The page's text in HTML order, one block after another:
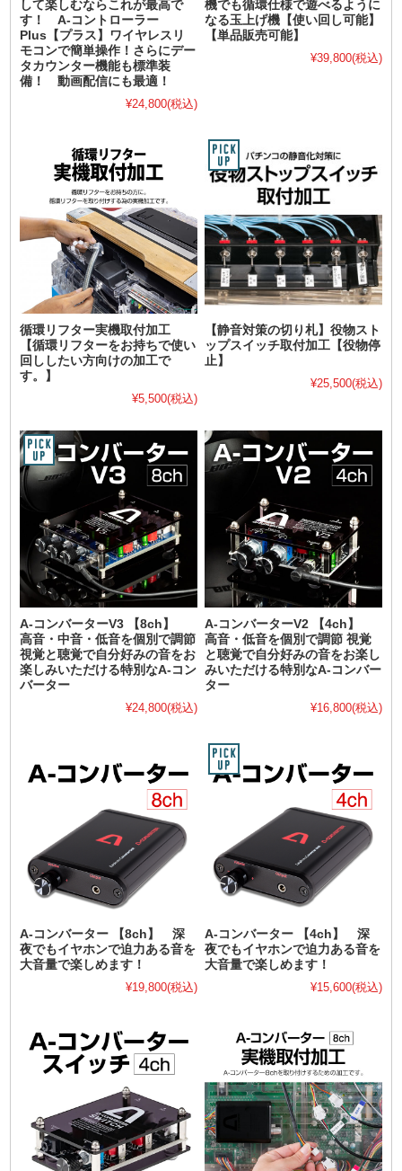
して楽しむならこれが最高で
す！ A-コントローラー
Plus【プラス】ワイヤレスリ
モコンで簡単操作！さらにデー
タカウンター機能も標準装
備！ 動画配信にも最適！
¥24,800(税込)
機でも循環仕様で遊べるように
なる玉上げ機【使い回し可能】
【単品販売可能】
¥39,800(税込)
循環リフター実機取付加工
【循環リフターをお持ちで使い
回ししたい方向けの加工で
す。】
¥5,500(税込)
【静音対策の切り札】役物スト
ップスイッチ取付加工【役物停
止】
¥25,500(税込)
A-コンバーターV3 【8ch】
高音・中音・低音を個別で調節
視覚と聴覚で自分好みの音をお
楽しみいただける特別なA-コン
バーター
¥24,800(税込)
A-コンバーターV2 【4ch】
高音・低音を個別で調節 視覚
と聴覚で自分好みの音をお楽し
みいただける特別なA-コンバー
ター
¥16,800(税込)
A-コンバーター 【8ch】 深
夜でもイヤホンで迫力ある音を
大音量で楽しめます！
¥19,800(税込)
A-コンバーター 【4ch】 深
夜でもイヤホンで迫力ある音を
大音量で楽しめます！
¥15,600(税込)